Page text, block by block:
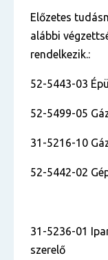
Előzetes
alábbi
rendelkezik.:
52-5443-03
52-5499-05
31-5216-10
52-5442-02
31-5236-01
szerelő